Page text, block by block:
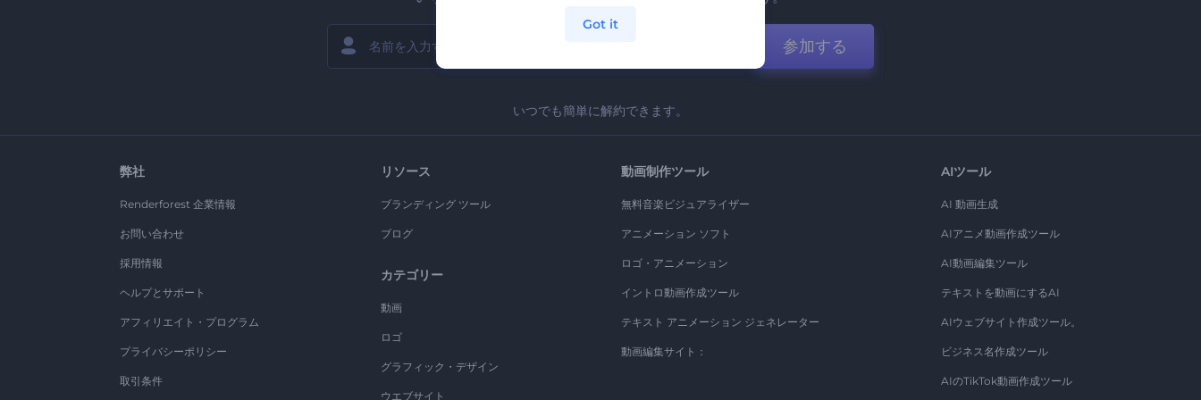
参加する
いつでも簡単に解約できます。
弊社
Renderforest 企業情報
お問い合わせ
採用情報
ヘルプとサポート
アフィリエイト・プログラム
プライバシーポリシー
取引条件
リソース
ブランディング ツール
ブログ
カテゴリー
動画
ロゴ
グラフィック・デザイン
ウエブサイト
動画制作ツール
無料音楽ビジュアライザー
アニメーション ソフト
ロゴ・アニメーション
イントロ動画作成ツール
テキスト アニメーション ジェネレーター
動画編集サイト：
AIツール
AI 動画生成
AIアニメ動画作成ツール
AI動画編集ツール
テキストを動画にするAI
AIウェブサイト作成ツール。
ビジネス名作成ツール
AIのTikTok動画作成ツール
Got it